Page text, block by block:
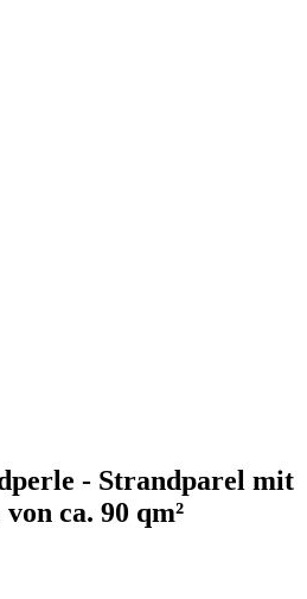
- Strandparel mit
ca. 90 qm²